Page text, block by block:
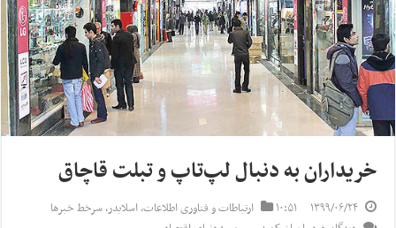
خریداران به دنبال لپ‌تاپ و تبلت قاچاق
۱۳۹۹/۰۶/۲۴ ۱۰:۵۱ ارتباطات و فناوری اطلاعات,اسلایدر,سرخط خبرها